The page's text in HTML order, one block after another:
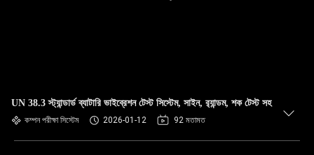
UN 38.3 স্ট্যান্ডার্ড ব্যাটারি ভাইব্রেশন টেস্ট সিস্টেম, সাইন, র‍্যান্ডম, শক টেস্ট সহ
কম্পন পরীক্ষা সিস্টেম 2026-01-12 92 মতামত